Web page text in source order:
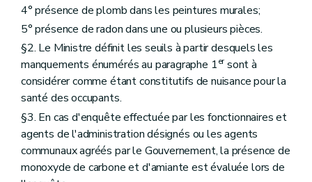
4° présence de plomb dans les peintures murales;
5° présence de radon dans une ou plusieurs pièces.
§2. Le Ministre définit les seuils à partir desquels les
manquements énumérés au paragraphe 1ersont à
considérer comme étant constitutifs de nuisance pour la
santé des occupants.
§3. En cas d'enquête effectuée par les fonctionnaires et
agents de l'administration désignés ou les agents
communaux agréés par le Gouvernement, la présence de
monoxyde de carbone et d'amiante est évaluée lors de